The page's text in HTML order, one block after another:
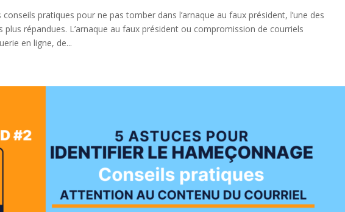
pratiques pour ne pas tomber dans l’arnaque au faux président, l’une des
répandues. L’arnaque au faux président ou compromission de courriels
en ligne, de...